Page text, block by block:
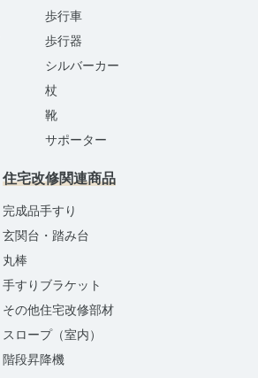
歩行車
歩行器
シルバーカー
杖
靴
サポーター
住宅改修関連商品
完成品手すり
玄関台・踏み台
丸棒
手すりブラケット
その他住宅改修部材
スロープ（室内）
階段昇降機